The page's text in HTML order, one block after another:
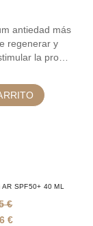
antiedad más
regenerar y
la pro…
SPF50+ 40 ML
€
€